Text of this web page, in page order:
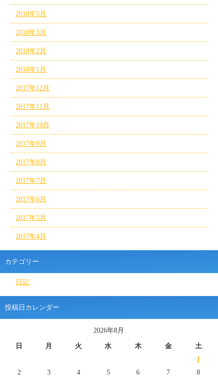
2018年5月
2018年3月
2018年2月
2018年1月
2017年12月
2017年11月
2017年10月
2017年9月
2017年8月
2017年7月
2017年6月
2017年5月
2017年4月
カテゴリー
日記
投稿日カレンダー
2026年8月
日 月 火 水 木 金
土
1
2
3 4 5 6 7 8